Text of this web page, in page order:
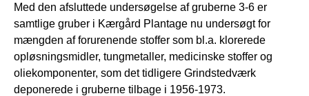
Med den afsluttede undersøgelse af gruberne 3-6 er
samtlige gruber i Kærgård Plantage nu undersøgt for
mængden af forurenende stoffer som bl.a. klorerede
opløsningsmidler, tungmetaller, medicinske stoffer og
oliekomponenter, som det tidligere Grindstedværk
deponerede i gruberne tilbage i 1956-1973.